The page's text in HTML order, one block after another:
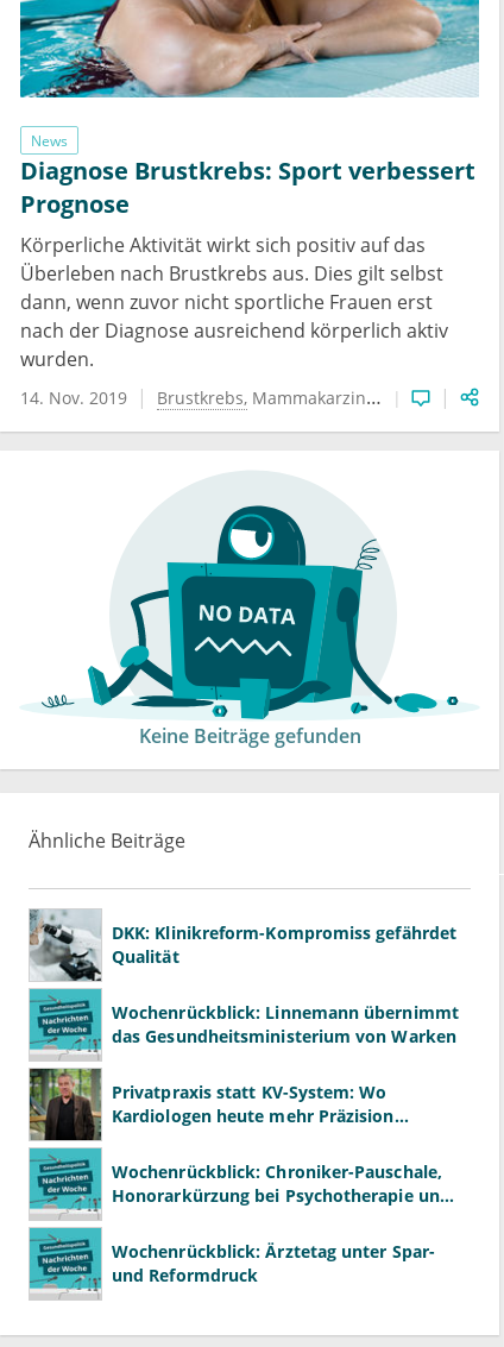
News
Diagnose Brustkrebs: Sport verbessert
Prognose
Körperliche Aktivität wirkt sich positiv auf das
Überleben nach Brustkrebs aus. Dies gilt selbst
dann, wenn zuvor nicht sportliche Frauen erst
nach der Diagnose ausreichend körperlich aktiv
wurden.
14. Nov. 2019 Brustkrebs Mammakarzinom Sportmedizin
Keine Beiträge gefunden
Ähnliche Beiträge
DKK: Klinikreform-Kompromiss gefährdet
Qualität
Wochenrückblick: Linnemann übernimmt
das Gesundheitsministerium von Warken
Privatpraxis statt KV-System: Wo
Kardiologen heute mehr Präzision
entstehen
Wochenrückblick: Chroniker-Pauschale,
Honorarkürzung bei Psychotherapie und
Wochenrückblick: Ärztetag unter Spar-
und Reformdruck